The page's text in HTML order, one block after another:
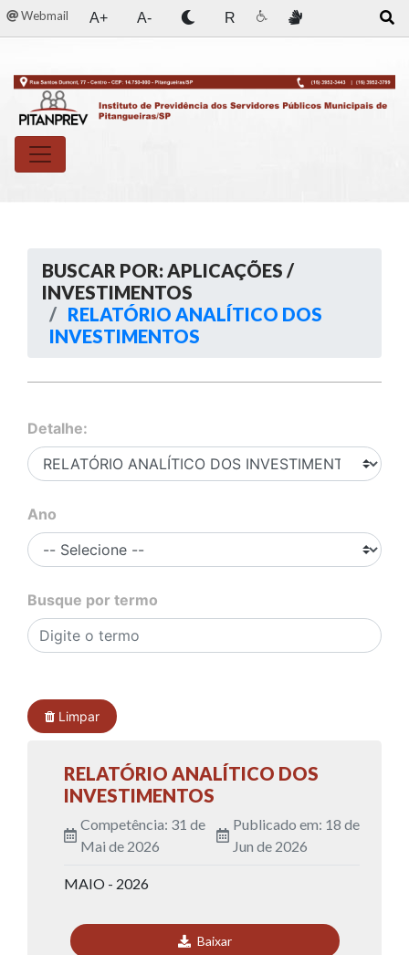
Webmail A+ A- R
BUSCAR POR: APLICAÇÕES /
INVESTIMENTOS
RELATÓRIO ANALÍTICO DOS
INVESTIMENTOS
Detalhe:
Ano
Busque por termo
Limpar
RELATÓRIO ANALÍTICO DOS
INVESTIMENTOS
Competência: 31 de
Mai de 2026
Publicado em: 18 de
Jun de 2026
MAIO - 2026
Baixar